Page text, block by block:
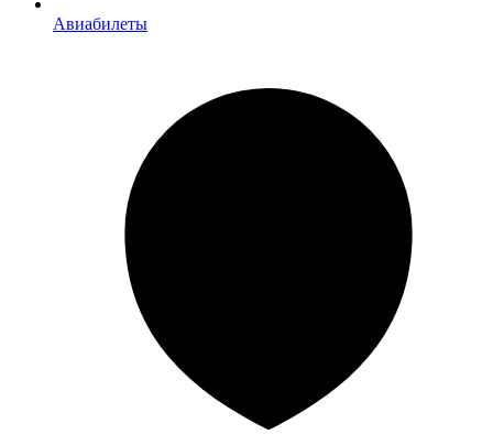
Авиабилеты